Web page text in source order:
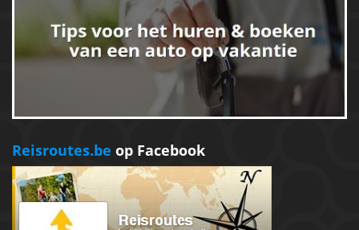
Reisroutes.be op Facebook